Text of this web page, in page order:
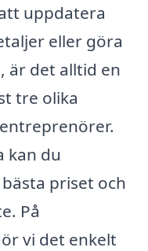
uppdatera
eller göra
är det alltid en
tre olika
kan du
priset och
På
vi det enkelt